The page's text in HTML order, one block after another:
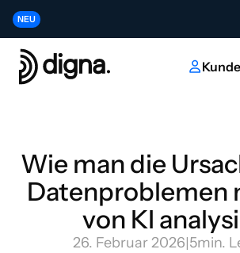
NEURelease 2026.06 - Data Observability direkt in
NEUTragen Sie zur Zukunft der KI- und
Wie man die
Datenproblemen
von KI
26. Februar 2026|5min.